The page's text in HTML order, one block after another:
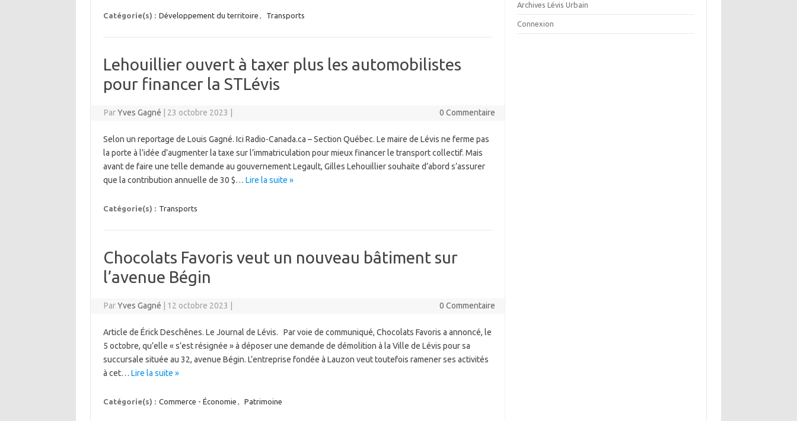
Catégorie(s) : Développement du territoire , Transports
Lehouillier ouvert à taxer plus les automobilistes
pour financer la STLévis
ParYves Gagné 23 octobre 2023 0 Commentaire
Selon un reportage de Louis Gagné. Ici Radio-Canada.ca – Section Québec. Le maire de Lévis ne ferme pas
la porte à l’idée d’augmenter la taxe sur l’immatriculation pour mieux financer le transport collectif. Mais
avant de faire une telle demande au gouvernement Legault, Gilles Lehouillier souhaite d’abord s’assurer
que la contribution annuelle de 30 $… Lire la suite »
Catégorie(s) : Transports
Chocolats Favoris veut un nouveau bâtiment sur
l’avenue Bégin
ParYves Gagné 12 octobre 2023 0 Commentaire
Article de Érick Deschênes. Le Journal de Lévis. Par voie de communiqué, Chocolats Favoris a annoncé, le
5 octobre, qu’elle « s’est résignée » à déposer une demande de démolition à la Ville de Lévis pour sa
succursale située au 32, avenue Bégin. L’entreprise fondée à Lauzon veut toutefois ramener ses activités
à cet… Lire la suite »
Catégorie(s) : Commerce - Économie , Patrimoine
Archives Lévis Urbain
Connexion